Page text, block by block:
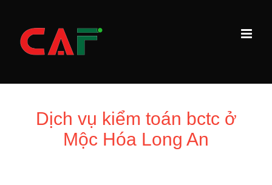
content
Dịch vụ kiểm toán bctc ở
Mộc Hóa Long An